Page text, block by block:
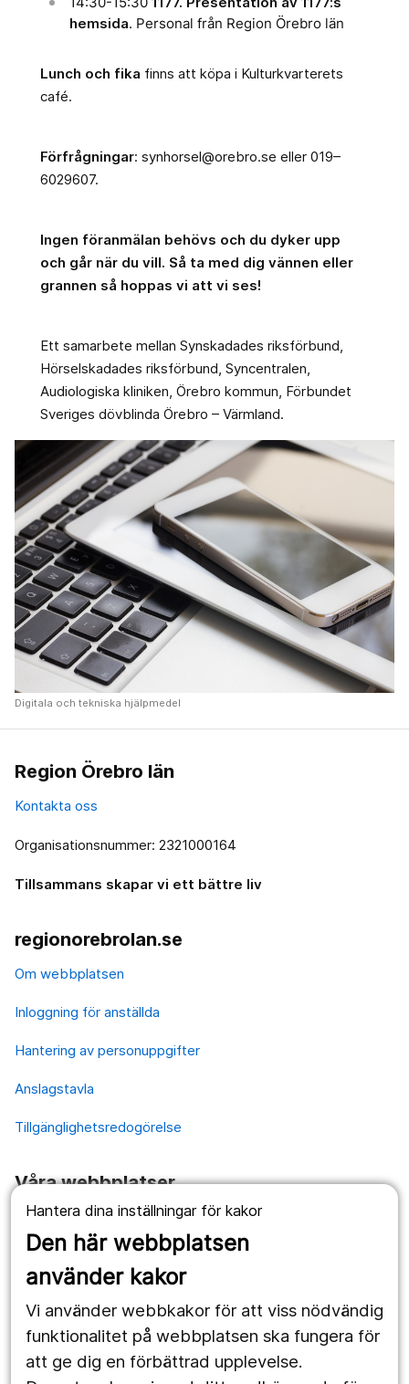
Hantera dina inställningar för kakor
Den här webbplatsen
använder kakor
Vi använder webbkakor för att viss nödvändig
funktionalitet på webbplatsen ska fungera för
att ge dig en förbättrad upplevelse.
hemsida. Personal från Region Örebro län
Lunch och fika finns att köpa i Kulturkvarterets
café.
Förfrågningar: synhorsel@orebro.se eller 019–
6029607.
Ingen föranmälan behövs och du dyker upp
och går när du vill. Så ta med dig vännen eller
grannen så hoppas vi att vi ses!
Ett samarbete mellan Synskadades riksförbund,
Hörselskadades riksförbund, Syncentralen,
Audiologiska kliniken, Örebro kommun, Förbundet
Sveriges dövblinda Örebro – Värmland.
Digitala och tekniska hjälpmedel
Region Örebro län
Kontakta oss
Organisationsnummer: 2321000164
Tillsammans skapar vi ett bättre liv
regionorebrolan.se
Om webbplatsen
Inloggning för anställda
Hantering av personuppgifter
Anslagstavla
Tillgänglighetsredogörelse
Våra webbplatser
1177.se
Länstrafiken
Utveckling